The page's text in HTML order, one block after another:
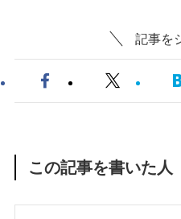
記事を
この記事を書いた人